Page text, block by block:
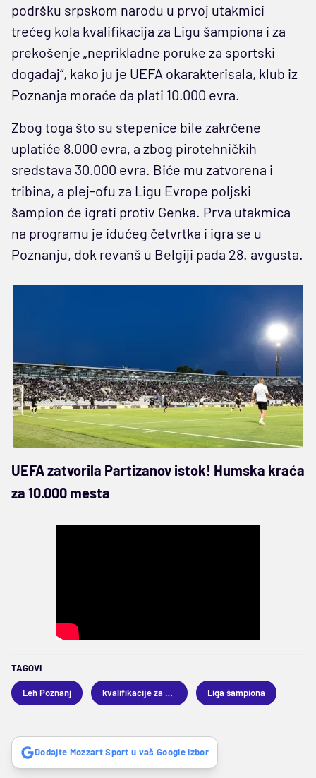
podršku srpskom narodu u prvoj utakmici
trećeg kola kvalifikacija za Ligu šampiona i za
prekošenje „neprikladne poruke za sportski
događaj“, kako ju je UEFA okarakterisala, klub iz
Poznanja moraće da plati 10.000 evra.
Zbog toga što su stepenice bile zakrčene
uplatiće 8.000 evra, a zbog pirotehničkih
sredstava 30.000 evra. Biće mu zatvorena i
tribina, a plej-ofu za Ligu Evrope poljski
šampion će igrati protiv Genka. Prva utakmica
na programu je idućeg četvrtka i igra se u
Poznanju, dok revanš u Belgiji pada 28. avgusta.
UEFA zatvorila Partizanov istok! Humska kraća
za 10.000 mesta
TAGOVI
Leh Poznanj Liga šampiona
Dodajte Mozzart Sport u vaš Google izbor